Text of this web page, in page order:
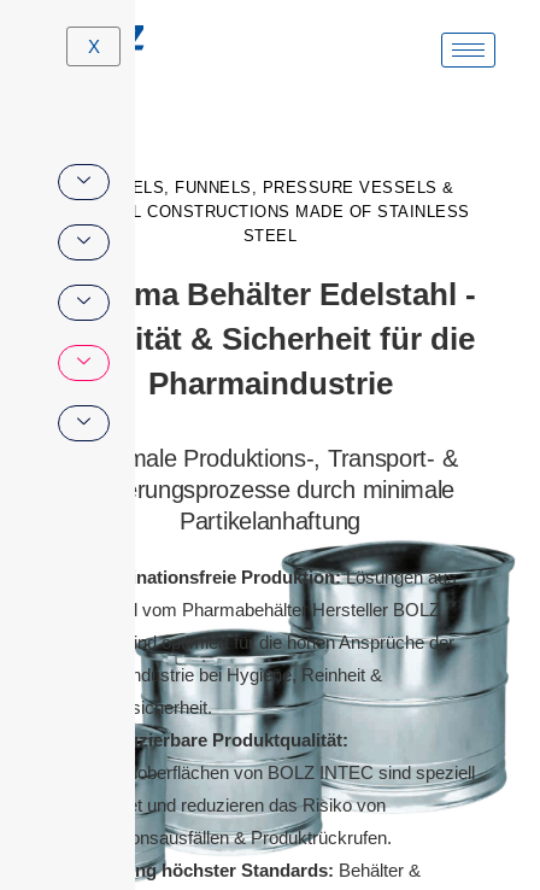
X
BARRELS, FUNNELS, PRESSURE VESSELS &
SPECIAL CONSTRUCTIONS MADE OF STAINLESS
STEEL
Pharma Behälter Edelstahl -
Qualität & Sicherheit für die
Pharmaindustrie
Optimale Produktions-, Transport- &
Lagerungsprozesse durch minimale
Partikelanhaftung
Kontaminationsfreie Produktion:Lösungen aus
Edelstahl vom Pharmabehälter Hersteller BOLZ
INTEC sind optimiert für die hohen Ansprüche der
Pharmaindustrie bei Hygiene, Reinheit &
Prozesssicherheit.
Reproduzierbare Produktqualität:
Edelstahloberflächen von BOLZ INTEC sind speziell
bearbeitet und reduzieren das Risiko von
Produktionsausfällen & Produktrückrufen.
Einhaltung höchster Standards: Behälter &